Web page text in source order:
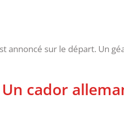
annoncé sur le départ. Un
cador